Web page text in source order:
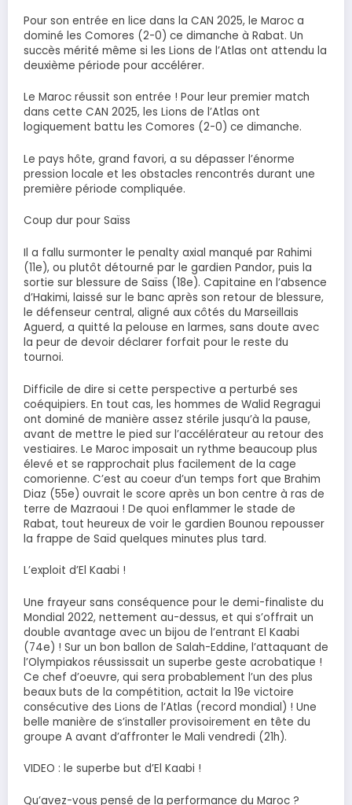
Pour son entrée en lice dans la CAN 2025, le Maroc a
dominé les Comores (2-0) ce dimanche à Rabat. Un
succès mérité même si les Lions de l’Atlas ont attendu la
deuxième période pour accélérer.
Le Maroc réussit son entrée ! Pour leur premier match
dans cette CAN 2025, les Lions de l’Atlas ont
logiquement battu les Comores (2-0) ce dimanche.
Le pays hôte, grand favori, a su dépasser l’énorme
pression locale et les obstacles rencontrés durant une
première période compliquée.
Coup dur pour Saïss
Il a fallu surmonter le penalty axial manqué par Rahimi
(11e), ou plutôt détourné par le gardien Pandor, puis la
sortie sur blessure de Saïss (18e). Capitaine en l’absence
d’Hakimi, laissé sur le banc après son retour de blessure,
le défenseur central, aligné aux côtés du Marseillais
Aguerd, a quitté la pelouse en larmes, sans doute avec
la peur de devoir déclarer forfait pour le reste du
tournoi.
Difficile de dire si cette perspective a perturbé ses
coéquipiers. En tout cas, les hommes de Walid Regragui
ont dominé de manière assez stérile jusqu’à la pause,
avant de mettre le pied sur l’accélérateur au retour des
vestiaires. Le Maroc imposait un rythme beaucoup plus
élevé et se rapprochait plus facilement de la cage
comorienne. C’est au coeur d’un temps fort que Brahim
Diaz (55e) ouvrait le score après un bon centre à ras de
terre de Mazraoui ! De quoi enflammer le stade de
Rabat, tout heureux de voir le gardien Bounou repousser
la frappe de Saïd quelques minutes plus tard.
L’exploit d’El Kaabi !
Une frayeur sans conséquence pour le demi-finaliste du
Mondial 2022, nettement au-dessus, et qui s’offrait un
double avantage avec un bijou de l’entrant El Kaabi
(74e) ! Sur un bon ballon de Salah-Eddine, l’attaquant de
l’Olympiakos réussissait un superbe geste acrobatique !
Ce chef d’oeuvre, qui sera probablement l’un des plus
beaux buts de la compétition, actait la 19e victoire
consécutive des Lions de l’Atlas (record mondial) ! Une
belle manière de s’installer provisoirement en tête du
groupe A avant d’affronter le Mali vendredi (21h).
VIDEO : le superbe but d’El Kaabi !
Qu’avez-vous pensé de la performance du Maroc ?